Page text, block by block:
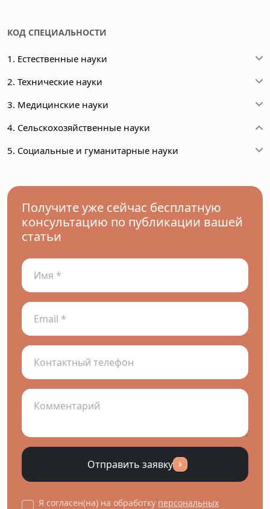
КОД СПЕЦИАЛЬНОСТИ
1. Естественные науки
2. Технические науки
3. Медицинские науки
4. Сельскохозяйственные науки
5. Социальные и гуманитарные науки
Получите уже сейчас бесплатную
консультацию по публикации вашей
статьи
Отправить заявку
Я согласен(на) на обработку персональных